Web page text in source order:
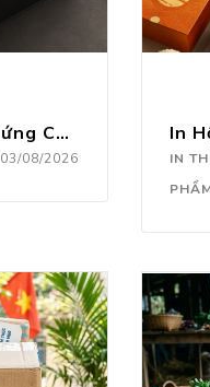
In Hộp Carton Cứng Cao Cấp
03/08/2026
IN